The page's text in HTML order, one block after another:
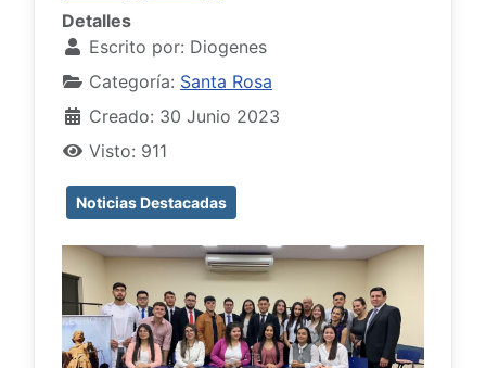
Detalles
Escrito por: Diogenes
Categoría: Santa Rosa
Creado: 30 Junio 2023
Visto: 911
Noticias Destacadas